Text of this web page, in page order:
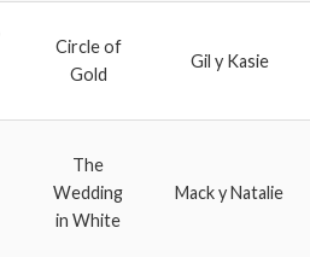
Circle of
Gold
Gil y Kasie
The
Wedding
in White
Mack y Natalie